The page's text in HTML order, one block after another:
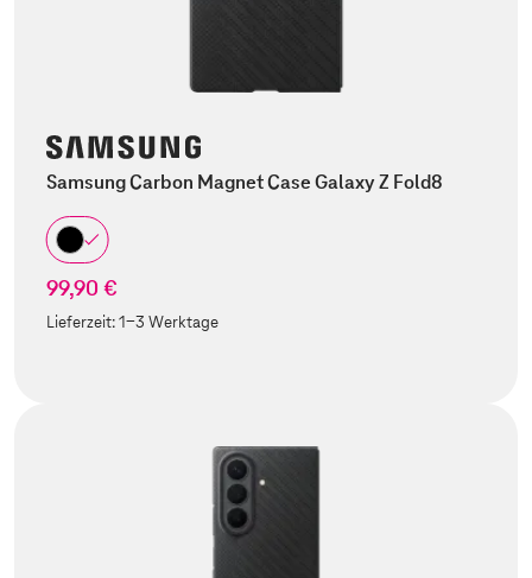
Samsung Carbon Magnet Case Galaxy Z Fold8
99,90 €
Lieferzeit:1-3 Werktage